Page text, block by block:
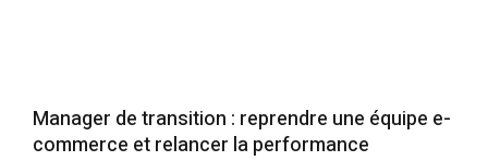
Manager de transition : reprendre une équipe e-
commerce et relancer la performance